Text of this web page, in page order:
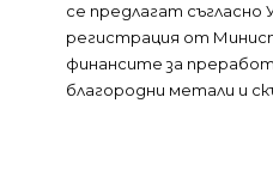
се предлагат съгласно
регистрация от
финансите за
благородни метали и